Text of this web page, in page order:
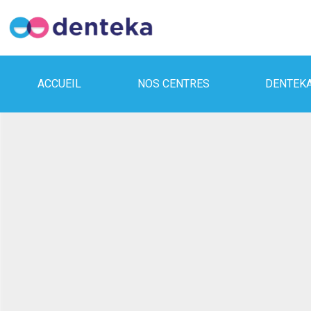
ACCUEIL NOS CENTRES